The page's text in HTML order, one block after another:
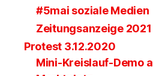
#5mai soziale Medien
Zeitungsanzeige 2021
Protest 3.12.2020
Mini-Kreislauf-Demo